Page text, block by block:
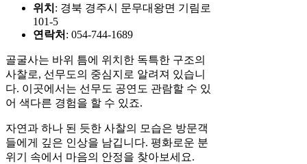
위치 : 경북 경주시 문무대왕면 기림로
101-5
연락처 : 054-744-1689
골굴사는 바위 틈에 위치한 독특한 구조의
사찰로, 선무도의 중심지로 알려져 있습니
다. 이곳에서는 선무도 공연도 관람할 수 있
어 색다른 경험을 할 수 있죠.
자연과 하나 된 듯한 사찰의 모습은 방문객
들에게 깊은 인상을 남깁니다. 평화로운 분
위기 속에서 마음의 안정을 찾아보세요.